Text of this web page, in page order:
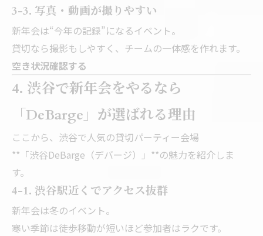
3-3. 写真・動画が撮りやすい
新年会は“今年の記録”になるイベント。
貸切なら撮影もしやすく、チームの一体感を作れます。
空き状況確認する
4. 渋谷で新年会をやるなら
「DeBarge」が選ばれる理由
ここから、渋谷で人気の貸切パーティー会場
**「渋谷DeBarge（デバージ）」**の魅力を紹介しま
す。
4-1. 渋谷駅近くでアクセス抜群
新年会は冬のイベント。
寒い季節は徒歩移動が短いほど参加者はラクです。